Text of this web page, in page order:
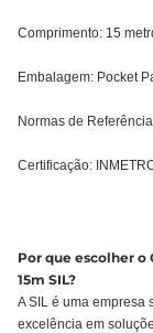
Comprimento: 15
Embalagem: Pocket
Normas de
Certificação:
Por que escolher o
15m SIL?
A SIL é uma
excelência em